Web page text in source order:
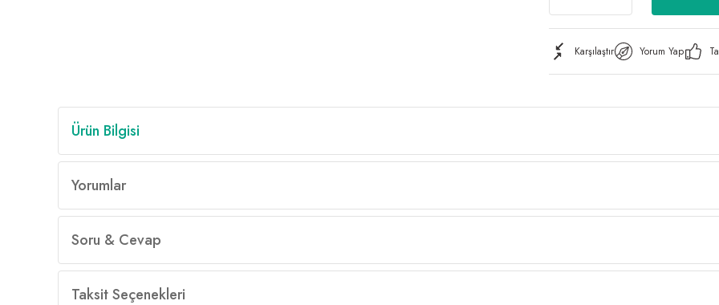
Karşılaştır Yorum Yap
Ürün Bilgisi
Yorumlar
Soru & Cevap
Taksit Seçenekleri